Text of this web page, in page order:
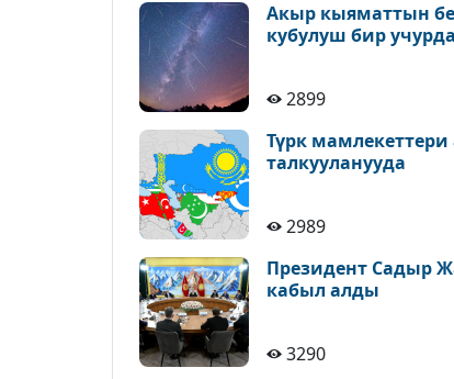
Акыр кыяматтын
кубулуш бир
2899
Түрк
талкууланууда
2989
Президент Садыр
кабыл алды
3290